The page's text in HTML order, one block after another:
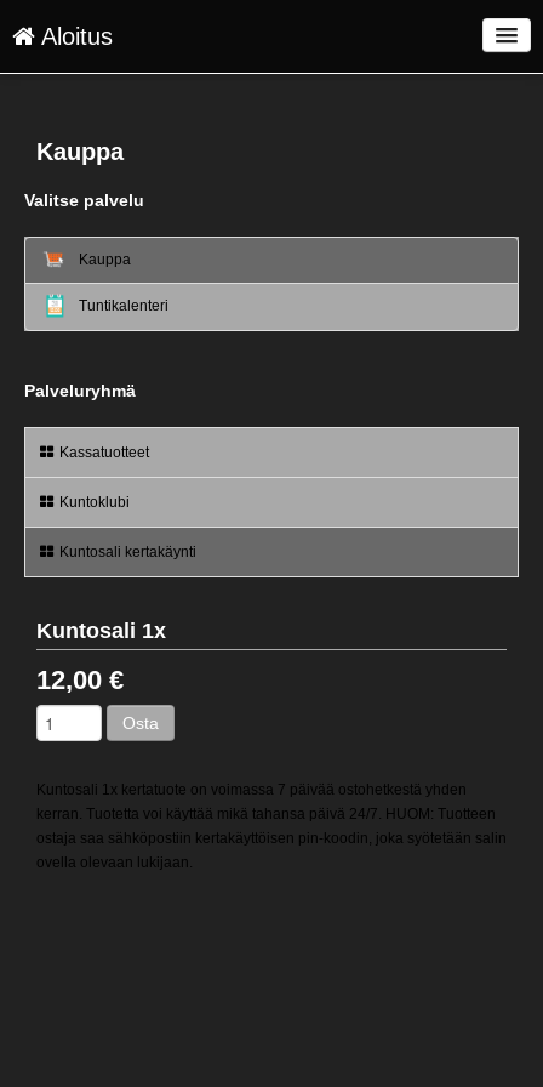
Aloitus
Kirjaudu
Kieli: FI
Kauppa
Valitse palvelu
Kauppa
Tuntikalenteri
Palveluryhmä
Kassatuotteet
Kuntoklubi
Kuntosali kertakäynti
Kuntosali 1x
Kuntosali 1x kertatuote on voimassa 7 päivää ostohetkestä yhden
kerran. Tuotetta voi käyttää mikä tahansa päivä 24/7. HUOM: Tuotteen
ostaja saa sähköpostiin kertakäyttöisen pin-koodin, joka syötetään salin
ovella olevaan lukijaan.
12,00 €
Osta